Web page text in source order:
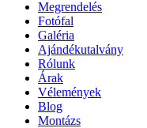
Megrendelés
Fotófal
Galéria
Ajándékutalvány
Rólunk
Árak
Vélemények
Blog
Montázs